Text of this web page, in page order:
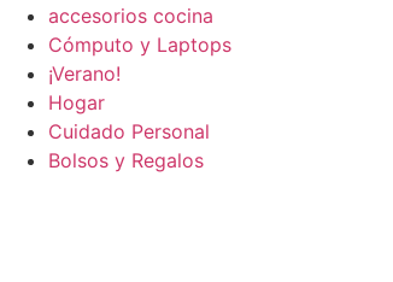
accesorios cocina
Cómputo y Laptops
¡Verano!
Hogar
Cuidado Personal
Bolsos y Regalos